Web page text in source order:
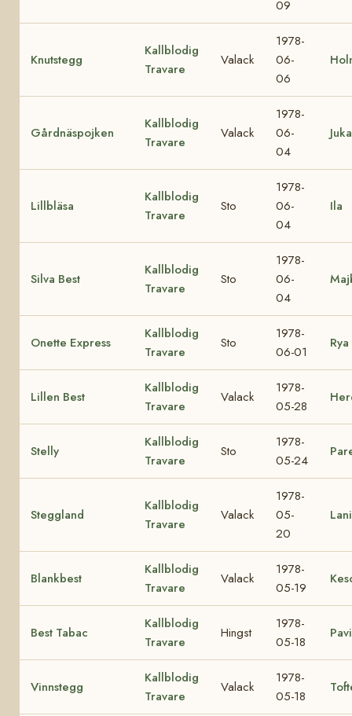
09
Knutstegg
Kallblodig
Travare
Valack
1978-
06-
06
Gårdnäspojken
Kallblodig
Travare
Valack
1978-
06-
04
Juka
Lillbläsa
Kallblodig
Travare
Sto
1978-
06-
04
Ila
Silva Best
Kallblodig
Travare
Sto
1978-
06-
04
Onette Express
Kallblodig
Travare
Sto
1978-
06-01
Lillen Best
Kallblodig
Travare
Valack
1978-
05-28
Stelly
Kallblodig
Travare
Sto
1978-
05-24
Steggland
Kallblodig
Travare
Valack
1978-
05-
20
Blankbest
Kallblodig
Travare
Valack
1978-
05-19
Best Tabac
Kallblodig
Travare
Hingst
1978-
05-18
Vinnstegg
Kallblodig
Travare
Valack
1978-
05-18